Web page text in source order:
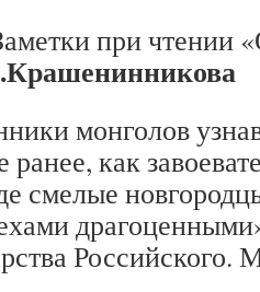
при чтении
монголов
как
смелые
Российского.